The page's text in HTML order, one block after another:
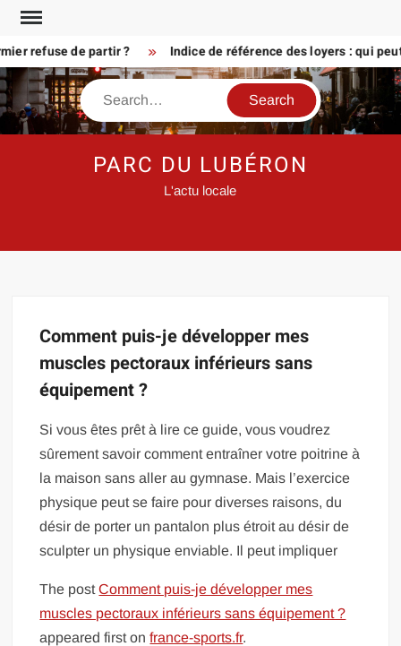
Skip
contentrefuse de partir ? Indice de référence des loyers : qui
Search
PARC DU LUBÉRON
L'actu locale
Comment puis-je développer mes
muscles pectoraux inférieurs sans
équipement ?
Si vous êtes prêt à lire ce guide, vous voudrez
sûrement savoir comment entraîner votre poitrine à
la maison sans aller au gymnase. Mais l’exercice
physique peut se faire pour diverses raisons, du
désir de porter un pantalon plus étroit au désir de
sculpter un physique enviable. Il peut impliquer
The postComment puis-je développer mes
muscles pectoraux inférieurs sans équipement ?
appeared first onfrance-sports.fr.